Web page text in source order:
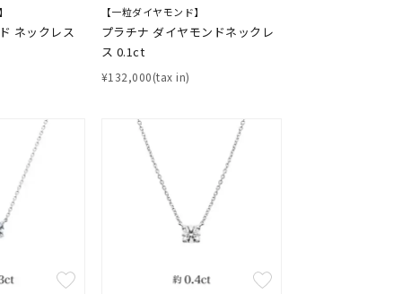
ネックレス
【一粒ダイヤモンド】
プラチナ ダイヤモンドネックレ
ス 0.1ct
¥132,000(tax in)